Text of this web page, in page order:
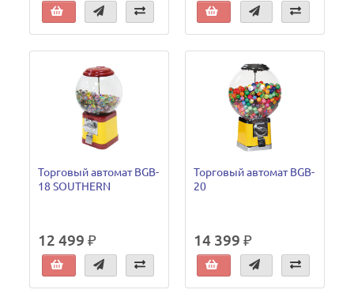
Торговый автомат BGB-
18 SOUTHERN
12 499 ₽
Торговый автомат BGB-
20
14 399 ₽